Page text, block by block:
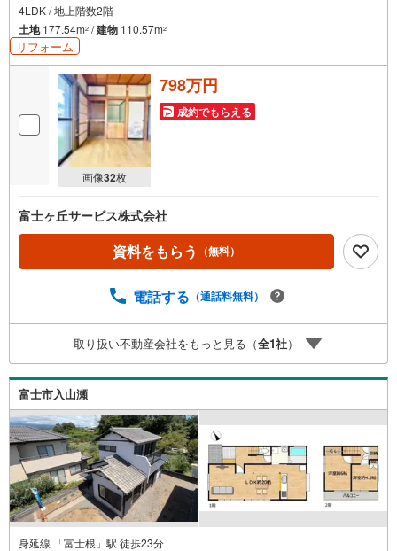
4LDK / 地上階数2階
土地177.54m2 /建物 110.57m2
リフォーム
画像32枚
798万円
成約でもらえる
富士ヶ丘サービス株式会社
資料をもらう （無料）
電話する （通話料無料）
取り扱い不動産会社をもっと見る（全1社）
富士市入山瀬
身延線 「富士根」駅 徒歩23分